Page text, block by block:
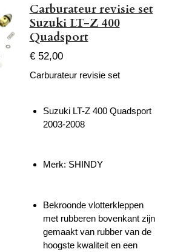
Carburateur revisie set
Suzuki LT-Z 400
Quadsport
€ 52,00
Carburateur revisie set
Suzuki LT-Z 400 Quadsport
2003-2008
Merk: SHINDY
Bekroonde vlotterkleppen
met rubberen bovenkant zijn
gemaakt van rubber van de
hoogste kwaliteit en een